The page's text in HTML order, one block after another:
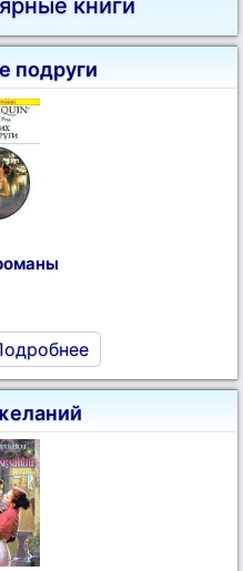
книги
подруги